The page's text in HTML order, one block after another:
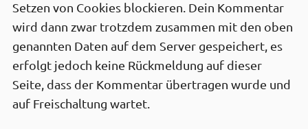
Setzen von Cookies block­ieren. Dein Kommen­tar
wird dann zwar trotz­dem zusam­men mit den oben
genan­nten Daten auf dem Server gespei­chert, es
erfolgt jedoch keine Rück­meldung auf dieser
Seite, dass der Kommen­tar über­tragen wurde und
auf Frei­schaltung wartet.